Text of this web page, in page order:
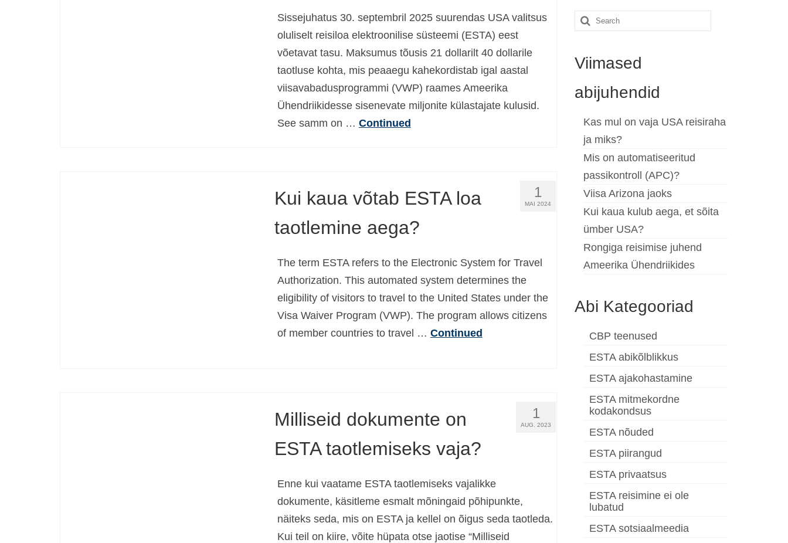
Sissejuhatus 30. septembril 2025 suurendas USA valitsus
oluliselt reisiloa elektroonilise süsteemi (ESTA) eest
võetavat tasu. Maksumus tõusis 21 dollarilt 40 dollarile
taotluse kohta, mis peaaegu kahekordistab igal aastal
viisavabadusprogrammi (VWP) raames Ameerika
Ühendriikidesse sisenevate miljonite külastajate kulusid.
See samm on … Continued
1
MAI 2024
Kui kaua võtab ESTA loa
taotlemine aega?
The term ESTA refers to the Electronic System for Travel
Authorization. This automated system determines the
eligibility of visitors to travel to the United States under the
Visa Waiver Program (VWP). The program allows citizens
of member countries to travel … Continued
1
AUG. 2023
Milliseid dokumente on
ESTA taotlemiseks vaja?
Enne kui vaatame ESTA taotlemiseks vajalikke
dokumente, käsitleme esmalt mõningaid põhipunkte,
näiteks seda, mis on ESTA ja kellel on õigus seda taotleda.
Kui teil on kiire, võite hüpata otse jaotise “Milliseid
Search
Viimased
abijuhendid
Kas mul on vaja USA reisiraha
ja miks?
Mis on automatiseeritud
passikontroll (APC)?
Viisa Arizona jaoks
Kui kaua kulub aega, et sõita
ümber USA?
Rongiga reisimise juhend
Ameerika Ühendriikides
Abi Kategooriad
CBP teenused
ESTA abikõlblikkus
ESTA ajakohastamine
ESTA mitmekordne
kodakondsus
ESTA nõuded
ESTA piirangud
ESTA privaatsus
ESTA reisimine ei ole
lubatud
ESTA sotsiaalmeedia